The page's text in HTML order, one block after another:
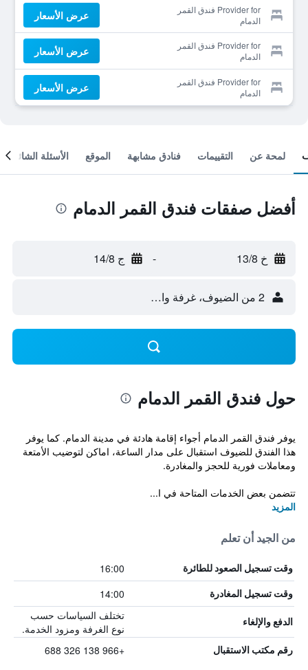
Provider for فندق القمر
الدمام
عرض الأسعار
Provider for فندق القمر
الدمام
عرض الأسعار
Provider for فندق القمر
الدمام
عرض الأسعار
لمحة عن التقييمات فنادق مشابهة الموقع الأسئلة الشائعة
أفضل صفقات فندق القمر الدمام
خ 13/8 - ج 14/8
2 من الضيوف، غرفة واحدة
حول فندق القمر الدمام
يوفر فندق القمر الدمام أجواء إقامة هادئة في مدينة الدمام. كما يوفر
هذا الفندق للضيوف استقبال على مدار الساعة، اماكن لتوضيب الأمتعة
ومعاملات فورية للحجز والمغادرة.
تتضمن بعض الخدمات المتاحة في ا...
المزيد
من الجيد أن تعلم
وقت تسجيل الصعود للطائرة 16:00
وقت تسجيل المغادرة 14:00
الدفع والإلغاء
تختلف السياسات حسب
نوع الغرفة ومزود الخدمة.
رقم مكتب الاستقبال +966 138 326 688